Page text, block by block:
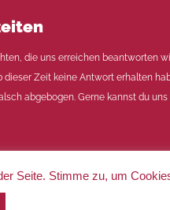
die uns erreichen beantworten
dieser Zeit keine Antwort erhalten
abgebogen. Gerne kannst du
Seite. Stimme zu, um